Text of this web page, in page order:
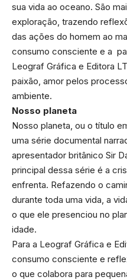
sua vida ao oceano. São
exploração, trazendo
das ações do homem ao
consumo consciente e a
Leograf Gráfica e Editora
paixão, amor pelos
ambiente.
Nosso planeta
Nosso planeta, ou o título
uma série documental
apresentador britânico Sir
principal dessa série é a
enfrenta. Refazendo o
durante toda uma vida, a
o que ele presenciou no
idade.
Para a Leograf Gráfica e
consumo consciente e
o que colabora para